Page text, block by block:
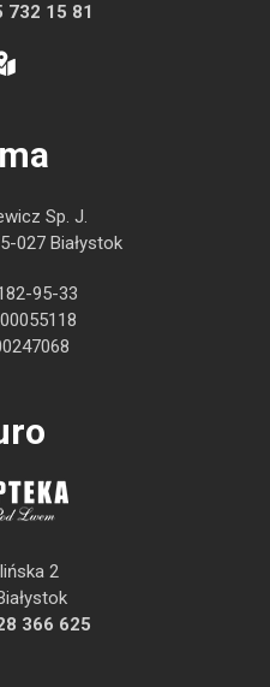
732 15 81
Sp. J.
027 Białystok
95-33
2
366 625